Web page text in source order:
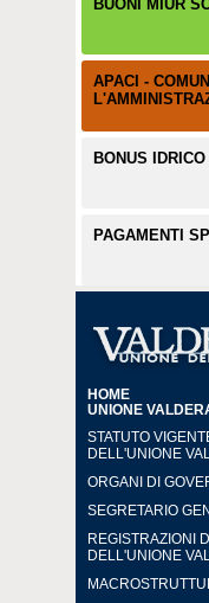
BUONI MIUR
APACI -
BONUS IDRICO
PAGAMENTI
HOME
UNIONE
STATUTO
DELL'UNIONE
ORGANI DI
SEGRETARIO
REGISTRAZIONI
DELL'UNIONE